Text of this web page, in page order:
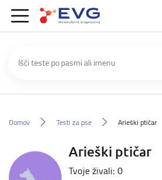
Domov Testi za pse Arieški ptičar
Arieški ptičar
Tvoje živali: 0